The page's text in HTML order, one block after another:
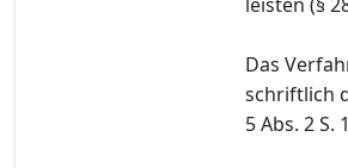
Das
schriftlich
5 Abs. 2 S.